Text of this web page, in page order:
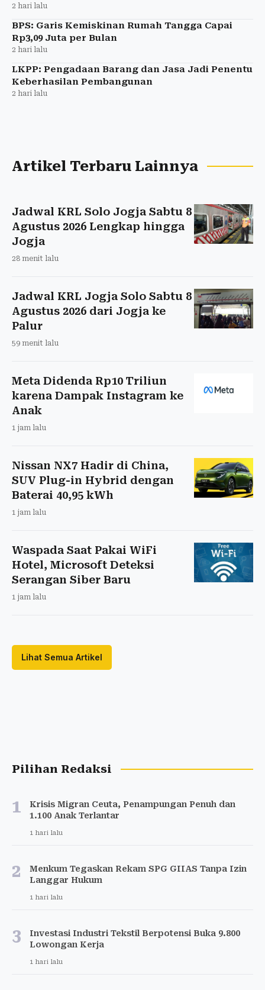
2 hari lalu
BPS: Garis Kemiskinan Rumah Tangga Capai
Rp3,09 Juta per Bulan
2 hari lalu
LKPP: Pengadaan Barang dan Jasa Jadi Penentu
Keberhasilan Pembangunan
2 hari lalu
Artikel Terbaru Lainnya
Jadwal KRL Solo Jogja Sabtu 8
Agustus 2026 Lengkap hingga
Jogja
28 menit lalu
Jadwal KRL Jogja Solo Sabtu 8
Agustus 2026 dari Jogja ke
Palur
59 menit lalu
Meta Didenda Rp10 Triliun
karena Dampak Instagram ke
Anak
1 jam lalu
Nissan NX7 Hadir di China,
SUV Plug-in Hybrid dengan
Baterai 40,95 kWh
1 jam lalu
Waspada Saat Pakai WiFi
Hotel, Microsoft Deteksi
Serangan Siber Baru
1 jam lalu
Lihat Semua Artikel
Pilihan Redaksi
1
Krisis Migran Ceuta, Penampungan Penuh dan
1.100 Anak Terlantar
1 hari lalu
2
Menkum Tegaskan Rekam SPG GIIAS Tanpa Izin
Langgar Hukum
1 hari lalu
3
Investasi Industri Tekstil Berpotensi Buka 9.800
Lowongan Kerja
1 hari lalu